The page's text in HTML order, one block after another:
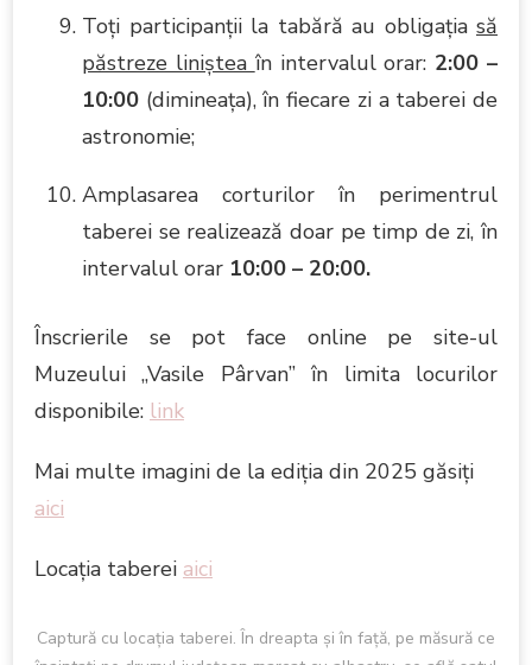
Toţi participanţii la tabără au obligaţia să
păstreze liniştea în intervalul orar: 2:00 –
10:00 (dimineaţa), în fiecare zi a taberei de
astronomie;
Amplasarea corturilor în perimentrul
taberei se realizează doar pe timp de zi, în
intervalul orar 10:00 – 20:00.
Înscrierile se pot face online pe site-ul
Muzeului „Vasile Pârvan” în limita locurilor
disponibile: link
Mai multe imagini de la ediţia din 2025 găsiţi
aici
Locaţia taberei aici
Captură cu locația taberei. În dreapta și în față, pe măsură ce